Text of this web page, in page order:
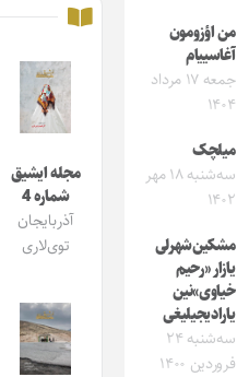
من اؤزومون
آغاسییام
جمعه ۱۷ مرداد
۱۴۰۴
میلچک
سه‌شنبه ۱۸ مهر
۱۴۰۲
مشکین‌شهرلی
یازار «رحیم
خیاوی»نین
یارادیجیلیغی
سه‌شنبه ۲۴
فروردین ۱۴۰۰
مجله ایشیق
شماره 4
آذربایجان
توی‌لاری